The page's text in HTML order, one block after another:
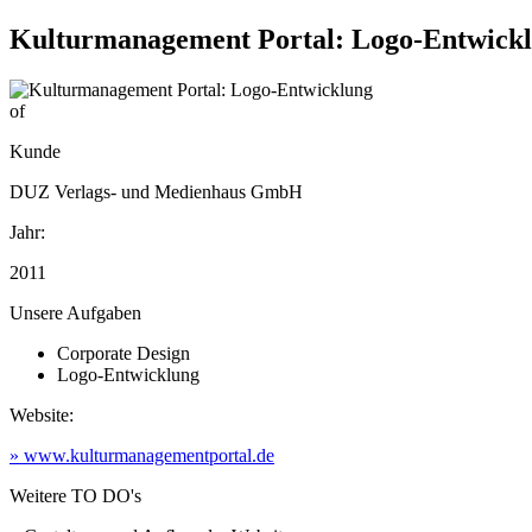
Kulturmanagement Portal: Logo-
of
Kunde
DUZ Verlags- und Medienhaus GmbH
Jahr:
2011
Unsere Aufgaben
Corporate Design
Logo-Entwicklung
Website:
» www.kulturmanagementportal.de
Weitere TO DO's